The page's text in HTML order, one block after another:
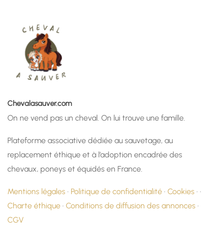
Chevalasauver.com
On ne vend pas un cheval. On lui trouve une famille.
Plateforme associative dédiée au sauvetage, au
replacement éthique et à l’adoption encadrée des
chevaux, poneys et équidés en France.
Mentions légales · Politique de confidentialité · Cookies · ·
Charte éthique · Conditions de diffusion des annonces ·
CGV